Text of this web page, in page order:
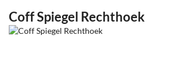
Coff Spiegel Rechthoek